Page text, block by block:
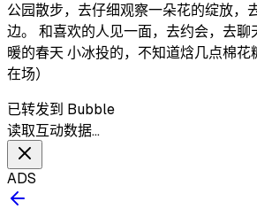
公园散步，去仔细观察一朵花的绽放，
边。 和喜欢的人见一面，去约会，去聊
暖的春天 小冰投的，不知道焓几点棉
在场）
已转发到 Bubble
读取互动数据…
ADS